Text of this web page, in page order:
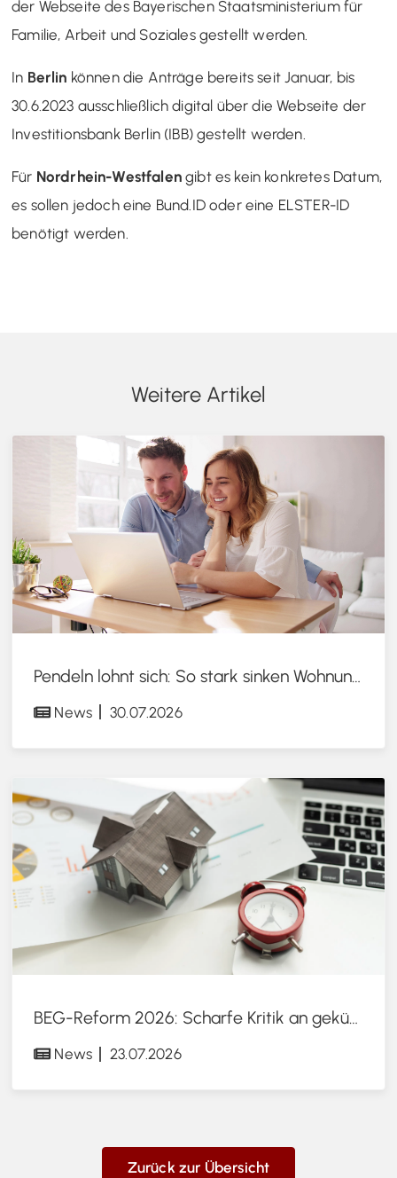
der Webseite des Bayerischen Staatsministerium für
Familie, Arbeit und Soziales gestellt werden.
In Berlin können die Anträge bereits seit Januar, bis
30.6.2023 ausschließlich digital über die Webseite der
Investitionsbank Berlin (IBB) gestellt werden.
Für Nordrhein-Westfalengibt es kein konkretes Datum,
es sollen jedoch eine Bund.ID oder eine ELSTER-ID
benötigt werden.
Weitere Artikel
Pendeln lohnt sich: So stark sinken Wohnungspreise im Umland
News 30.07.2026
BEG-Reform 2026: Scharfe Kritik an gekürzten Sanierungsförderungen
News 23.07.2026
Zurück zur Übersicht